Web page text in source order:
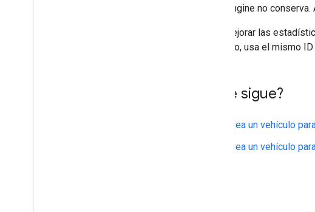
Fleet Engine no
Para mejorar las
Para ello, usa el mismo
¿Qué sigue?
Crea un vehículo
Crea un vehículo